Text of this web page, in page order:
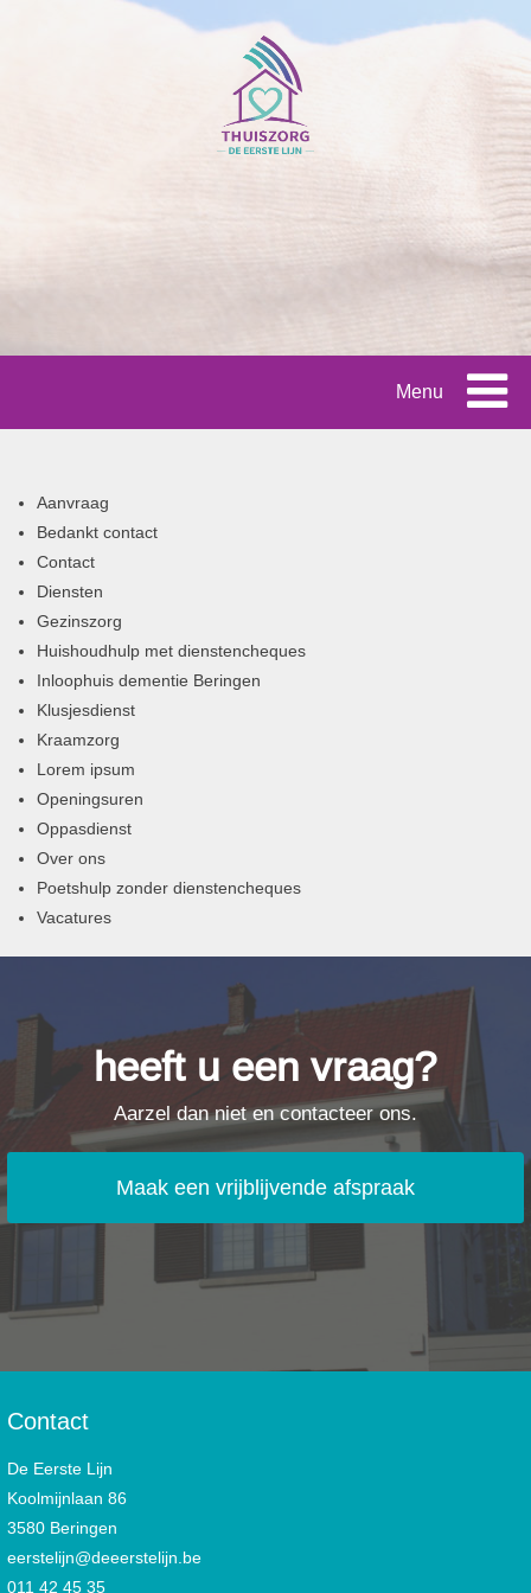
Menu
Aanvraag
Bedankt contact
Contact
Diensten
Gezinszorg
Huishoudhulp met dienstencheques
Inloophuis dementie Beringen
Klusjesdienst
Kraamzorg
Lorem ipsum
Openingsuren
Oppasdienst
Over ons
Poetshulp zonder dienstencheques
Vacatures
heeft u een vraag?
Aarzel dan niet en contacteer ons.
Maak een vrijblijvende afspraak
Contact
De Eerste Lijn
Koolmijnlaan 86
3580 Beringen
eerstelijn@deeerstelijn.be
011 42 45 35